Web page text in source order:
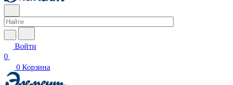
Войти
0
0 Корзина